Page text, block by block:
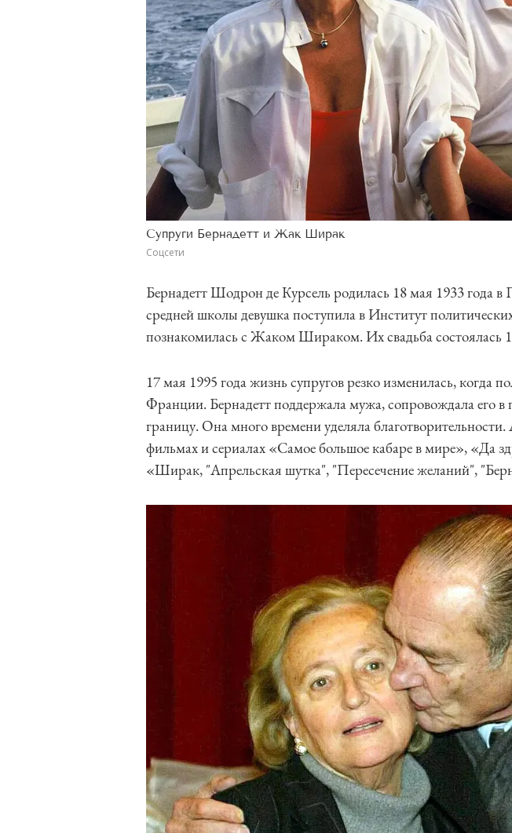
Супруги Бернадетт и Жак Ширак
Соцсети
Бернадетт Шодрон де Курсель родилась 18 мая 1933 года
средней школы девушка поступила в Институт
познакомилась с Жаком Шираком. Их свадьба состоялась
17 мая 1995 года жизнь супругов резко изменилась, когда
Франции. Бернадетт поддержала мужа, сопровождала его в
границу. Она много времени уделяла
фильмах и сериалах «Самое большое кабаре в мире», «Да
«Ширак, "Апрельская шутка", "Пересечение желаний",